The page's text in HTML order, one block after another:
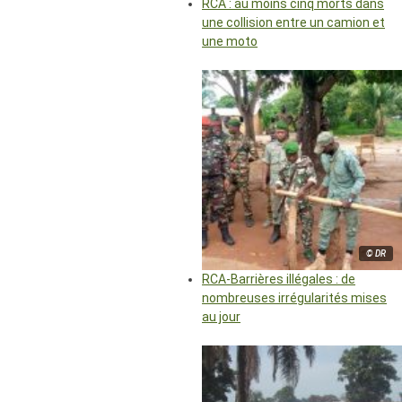
RCA : au moins cinq morts dans
une collision entre un camion et
une moto
© DR
RCA-Barrières illégales : de
nombreuses irrégularités mises
au jour